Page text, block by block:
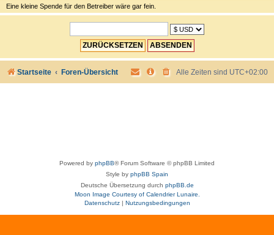
Eine kleine Spende für den Betreiber wäre gar fein.
Startseite Foren-Übersicht Alle Zeiten sind UTC+02:00
Powered by phpBB® Forum Software © phpBB Limited
Style by phpBB Spain
Deutsche Übersetzung durch phpBB.de
Moon Image Courtesy of Calendrier Lunaire.
Datenschutz| Nutzungsbedingungen